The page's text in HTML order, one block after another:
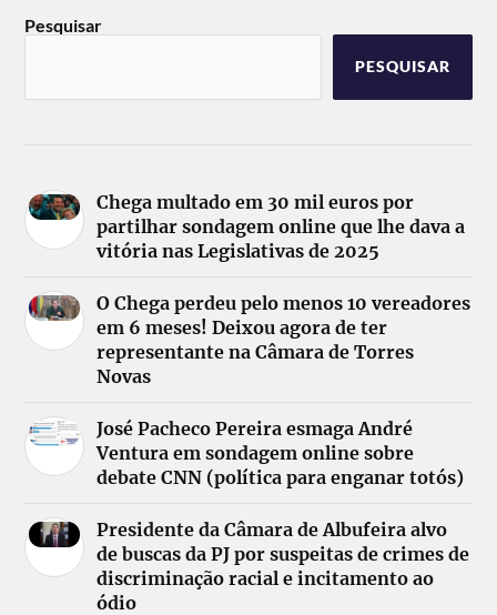
Pesquisar
PESQUISAR
Chega multado em 30 mil euros por
partilhar sondagem online que lhe dava a
vitória nas Legislativas de 2025
O Chega perdeu pelo menos 10 vereadores
em 6 meses! Deixou agora de ter
representante na Câmara de Torres
Novas
José Pacheco Pereira esmaga André
Ventura em sondagem online sobre
debate CNN (política para enganar totós)
Presidente da Câmara de Albufeira alvo
de buscas da PJ por suspeitas de crimes de
discriminação racial e incitamento ao
ódio